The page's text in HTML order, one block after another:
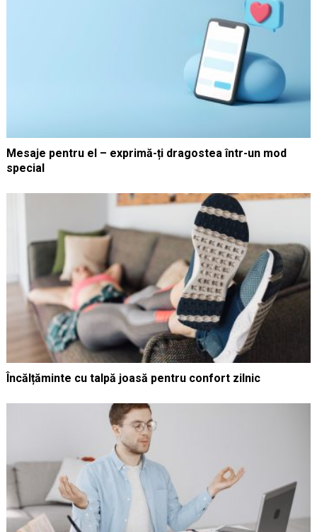
Mesaje pentru el – exprimă-ți dragostea într-un mod
special
Încălțăminte cu talpă joasă pentru confort zilnic